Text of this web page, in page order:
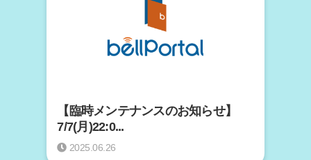
【臨時メンテナンスのお知らせ】
7/7(月)22:0...
2025.06.26